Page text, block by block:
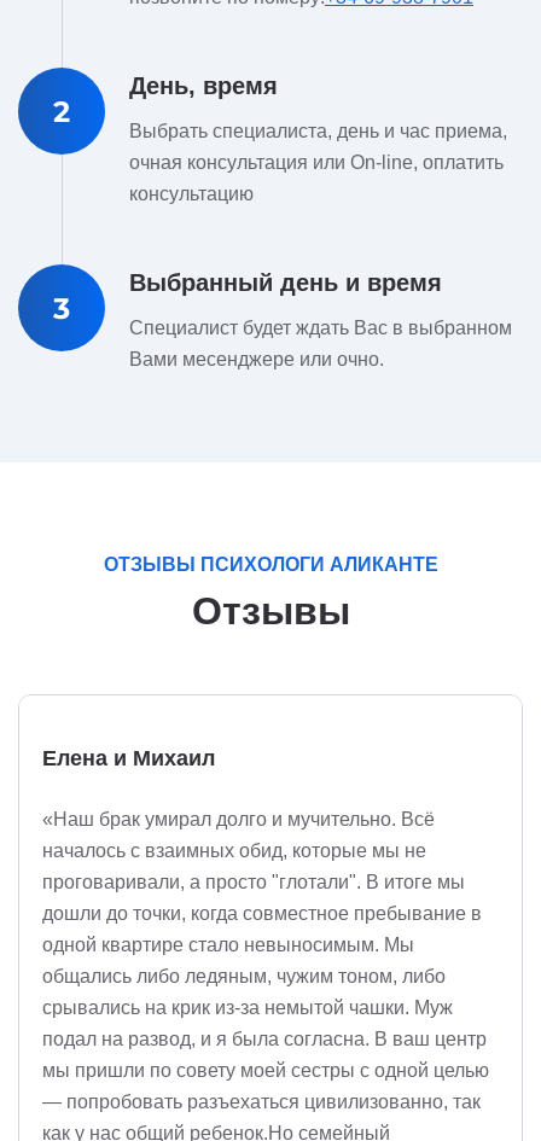
2
День, время
Выбрать специалиста, день и час приема,
очная консультация или On-line, оплатить
консультацию
3
Выбранный день и время
Специалист будет ждать Вас в выбранном
Вами месенджере или очно.
ОТЗЫВЫ ПСИХОЛОГИ АЛИКАНТЕ
Отзывы
Елена и Михаил
«Наш брак умирал долго и мучительно. Всё
началось с взаимных обид, которые мы не
проговаривали, а просто "глотали". В итоге мы
дошли до точки, когда совместное пребывание в
одной квартире стало невыносимым. Мы
общались либо ледяным, чужим тоном, либо
срывались на крик из-за немытой чашки. Муж
подал на развод, и я была согласна. В ваш центр
мы пришли по совету моей сестры с одной целью
— попробовать разъехаться цивилизованно, так
как у нас общий ребенок.Но семейный